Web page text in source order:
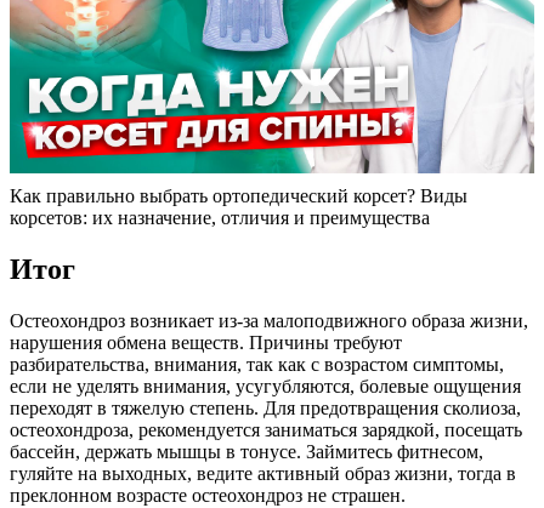
Как правильно выбрать ортопедический корсет? Виды
корсетов: их назначение, отличия и преимущества
Итог
Остеохондроз возникает из-за малоподвижного образа жизни,
нарушения обмена веществ. Причины требуют
разбирательства, внимания, так как с возрастом симптомы,
если не уделять внимания, усугубляются, болевые ощущения
переходят в тяжелую степень. Для предотвращения сколиоза,
остеохондроза, рекомендуется заниматься зарядкой, посещать
бассейн, держать мышцы в тонусе. Займитесь фитнесом,
гуляйте на выходных, ведите активный образ жизни, тогда в
преклонном возрасте остеохондроз не страшен.